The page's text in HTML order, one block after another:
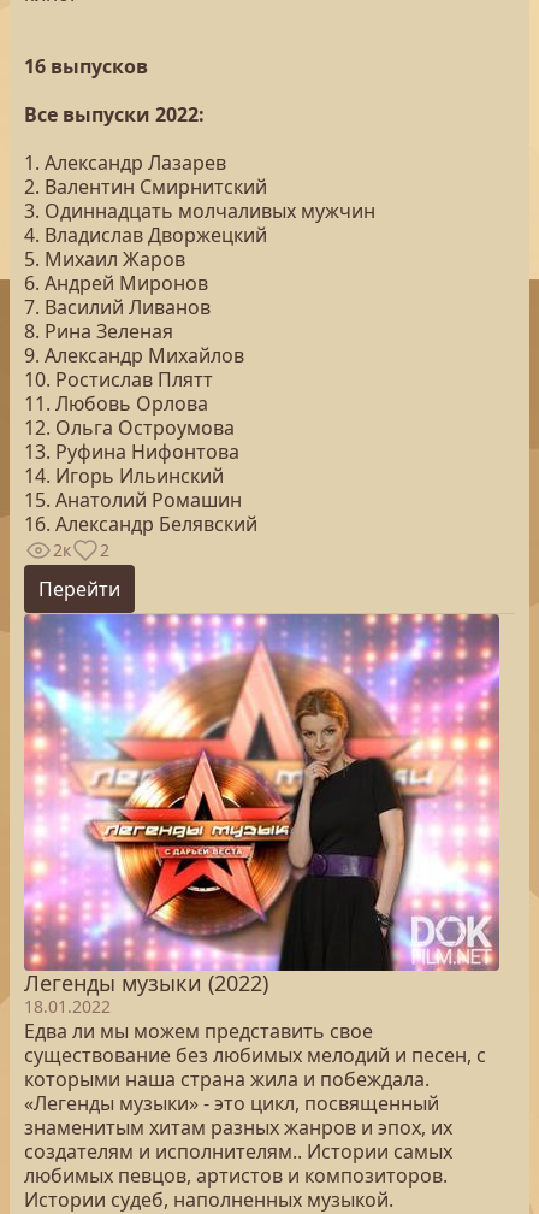
16 выпусков
Все выпуски 2022:
1. Александр Лазарев
2. Валентин Смирнитский
3. Одиннадцать молчаливых мужчин
4. Владислав Дворжецкий
5. Михаил Жаров
6. Андрей Миронов
7. Василий Ливанов
8. Рина Зеленая
9. Александр Михайлов
10. Ростислав Плятт
11. Любовь Орлова
12. Ольга Остроумова
13. Руфина Нифонтова
14. Игорь Ильинский
15. Анатолий Ромашин
16. Александр Белявский
2к 2
Перейти
Легенды музыки (2022)
18.01.2022
Едва ли мы можем представить свое
существование без любимых мелодий и песен, с
которыми наша страна жила и побеждала.
«Легенды музыки» - это цикл, посвященный
знаменитым хитам разных жанров и эпох, их
создателям и исполнителям.. Истории самых
любимых певцов, артистов и композиторов.
Истории судеб, наполненных музыкой.